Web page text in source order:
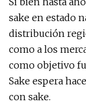
sake en estado
distribución
como a los
como objetivo
Sake espera
con sake.